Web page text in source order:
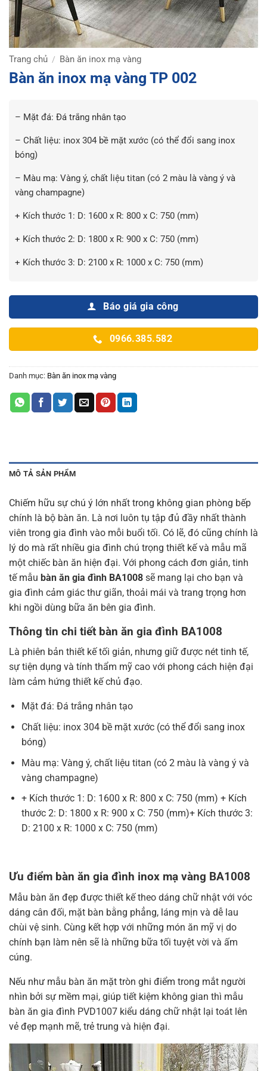
Trang chủ / Bàn ăn inox mạ vàng
Bàn ăn inox mạ vàng TP 002
– Mặt đá: Đá trắng nhân tạo
– Chất liệu: inox 304 bề mặt xước (có thể đổi sang inox
bóng)
– Màu mạ: Vàng ý, chất liệu titan (có 2 màu là vàng ý và
vàng champagne)
+ Kích thước 1: D: 1600 x R: 800 x C: 750 (mm)
+ Kích thước 2: D: 1800 x R: 900 x C: 750 (mm)
+ Kích thước 3: D: 2100 x R: 1000 x C: 750 (mm)
Báo giá gia công
0966.385.582
Danh mục: Bàn ăn inox mạ vàng
MÔ TẢ SẢN PHẨM
Chiếm hữu sự chú ý lớn nhất trong không gian phòng bếp
chính là bộ bàn ăn. Là nơi luôn tụ tập đủ đầy nhất thành
viên trong gia đình vào mỗi buổi tối. Có lẽ, đó cũng chính là
lý do mà rất nhiều gia đình chú trọng thiết kế và mẫu mã
một chiếc bàn ăn hiện đại. Với phong cách đơn giản, tinh
tế mẫu bàn ăn gia đình BA1008 sẽ mang lại cho bạn và
gia đình cảm giác thư giãn, thoải mái và trang trọng hơn
khi ngồi dùng bữa ăn bên gia đình.
Thông tin chi tiết bàn ăn gia đình BA1008
Là phiên bản thiết kế tối giản, nhưng giữ được nét tinh tế,
sự tiện dụng và tính thẩm mỹ cao với phong cách hiện đại
làm cảm hứng thiết kế chủ đạo.
Mặt đá: Đá trắng nhân tạo
Chất liệu: inox 304 bề mặt xước (có thể đổi sang inox
bóng)
Màu mạ: Vàng ý, chất liệu titan (có 2 màu là vàng ý và
vàng champagne)
+ Kích thước 1: D: 1600 x R: 800 x C: 750 (mm) + Kích
thước 2: D: 1800 x R: 900 x C: 750 (mm)+ Kích thước 3:
D: 2100 x R: 1000 x C: 750 (mm)
Ưu điểm bàn ăn gia đình inox mạ vàng BA1008
Mẫu bàn ăn đẹp được thiết kế theo dáng chữ nhật với vóc
dáng cân đối, mặt bàn bằng phẳng, láng mịn và dễ lau
chùi vệ sinh. Cùng kết hợp với những món ăn mỹ vị do
chính bạn làm nên sẽ là những bữa tối tuyệt vời và ấm
cúng.
Nếu như mẫu bàn ăn mặt tròn ghi điểm trong mắt người
nhìn bởi sự mềm mại, giúp tiết kiệm không gian thì mẫu
bàn ăn gia đình PVD1007 kiểu dáng chữ nhật lại toát lên
vẻ đẹp mạnh mẽ, trẻ trung và hiện đại.